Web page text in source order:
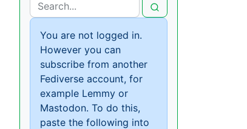
You are not logged in.
However you can
subscribe from another
Fediverse account, for
example Lemmy or
Mastodon. To do this,
paste the following into